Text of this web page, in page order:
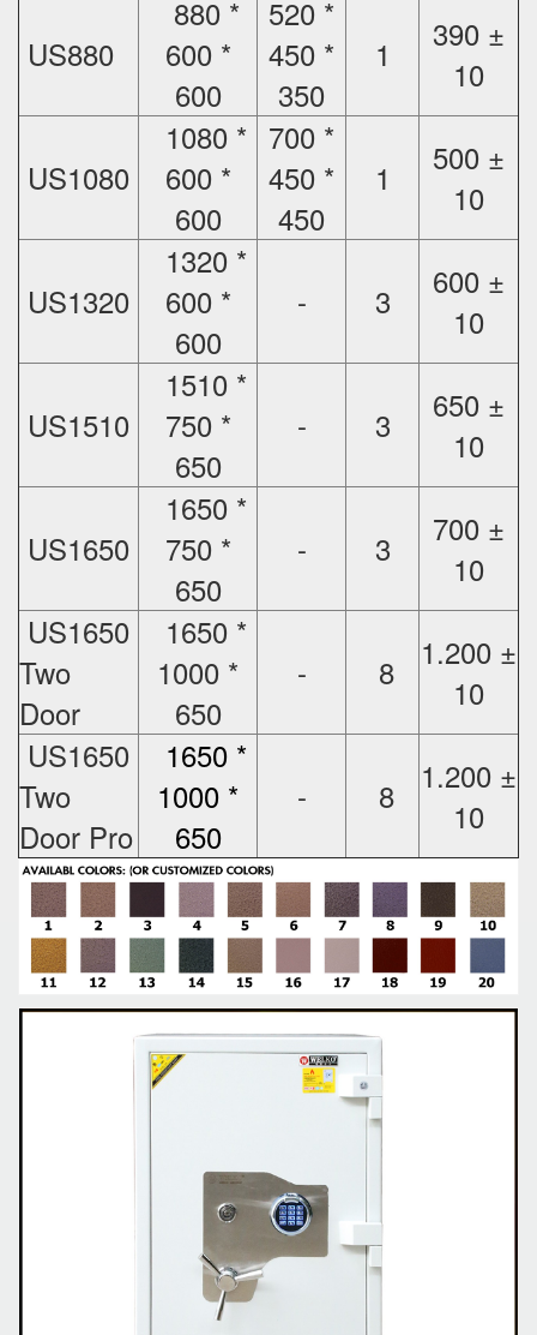
US880
880 *
600 *
600
520 *
450 *
350
1
390 ±
10
US1080
1080 *
600 *
600
700 *
450 *
450
1
500 ±
10
US1320
1320 *
600 *
600
- 3
600 ±
10
US1510
1510 *
750 *
650
- 3
650 ±
10
US1650
1650 *
750 *
650
- 3
700 ±
10
US1650
Two
Door
1650 *
1000 *
650
- 8
1.200 ±
10
US1650
Two
Door Pro
1650 *
1000 *
650
- 8
1.200 ±
10